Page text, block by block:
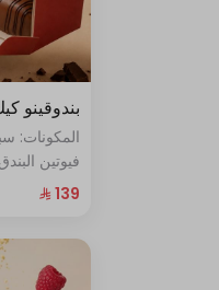
بندوقينو
المكونات:
فيوتين
البندق مع